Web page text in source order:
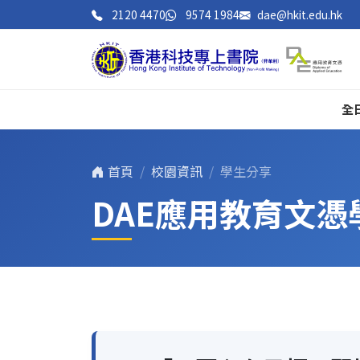
2120 4470 9574 1984 dae@hkit.edu.hk
全
首頁 校園資訊 學生分享
DAE應用教育文